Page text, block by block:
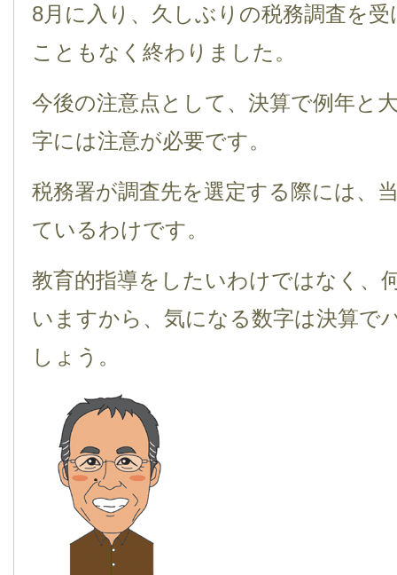
8月に入り、久しぶりの税務調査を
こともなく終わりました。
今後の注意点として、決算で例年と
字には注意が必要です。
税務署が調査先を選定する際には、
ているわけです。
教育的指導をしたいわけではなく、
いますから、気になる数字は決算で
しょう。